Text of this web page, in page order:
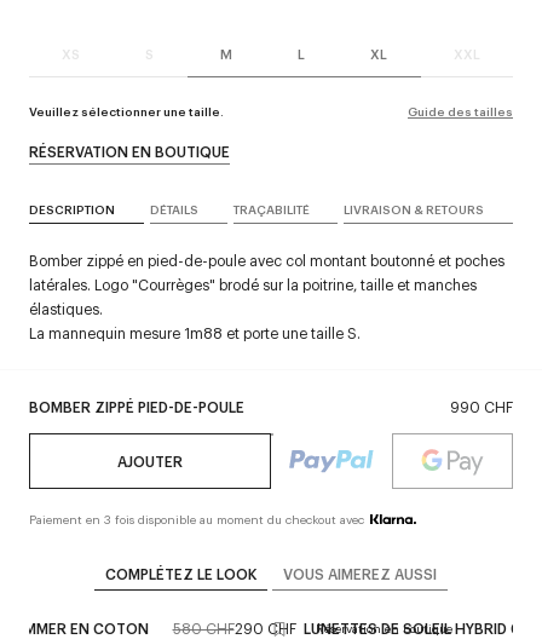
XS S M L XL XXL
Veuillez sélectionner une taille. Guide des tailles
BOMBER ZIPPÉ PIED-DE-POULE 990 CHF
AJOUTER
Paiement en 3 fois disponible au moment du checkout avec
RÉSERVATION EN BOUTIQUE
DESCRIPTION DÉTAILS TRAÇABILITÉ LIVRAISON & RETOURS
Bomber zippé en pied-de-poule avec col montant boutonné et poches
latérales. Logo "Courrèges" brodé sur la poitrine, taille et manches
élastiques.
La mannequin mesure 1m88 et porte une taille S.
COMPLÉTEZ LE LOOK VOUS AIMEREZ AUSSI
EN COTON 580 CHF290 CHF Réservation en boutique
LUNETTES DE SOLEIL HYBRID 01